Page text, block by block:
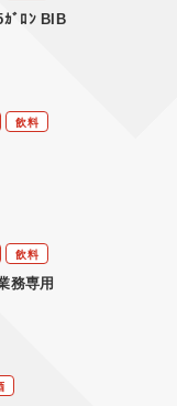
ｶﾞﾛﾝ BIB
飲料
飲料
務専用